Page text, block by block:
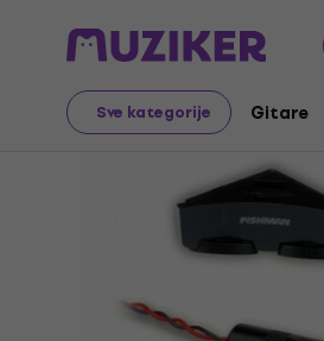
Sve kategorije Gitare
Muzički instrumenti Gitare
Prodaja je završena